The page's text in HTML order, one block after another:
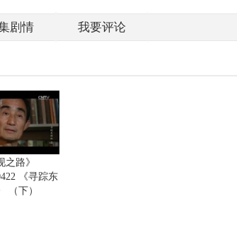
剧情 我要评论
之路》
《寻踪东
（下）